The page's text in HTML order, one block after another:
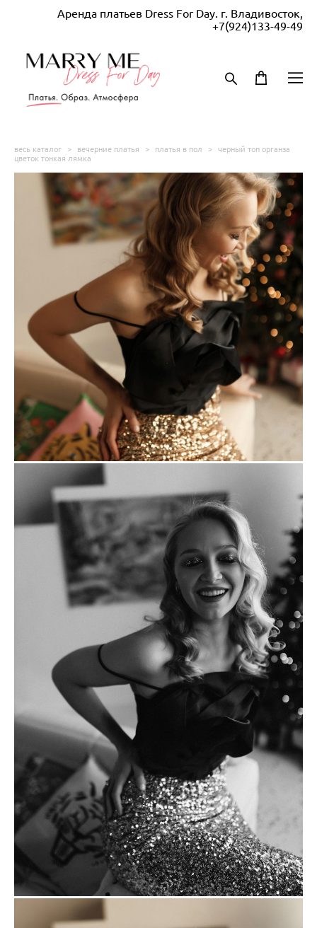
Аренда платьев Dress For Day. г. Владивосток,
+7(924)133-49-49
весь каталог > вечерние платья > платья в пол >
черный топ органза
цветок тонкая лямка